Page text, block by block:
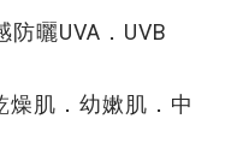
UVA．UVB
肌．幼嫰肌．中